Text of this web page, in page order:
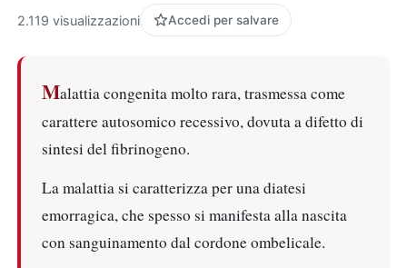
2.119 visualizzazioni Accedi per salvare
Malattia congenita molto rara, trasmessa come
carattere autosomico recessivo, dovuta a difetto di
sintesi del fibrinogeno.
La malattia si caratterizza per una diatesi
emorragica, che spesso si manifesta alla nascita
con sanguinamento dal cordone ombelicale.